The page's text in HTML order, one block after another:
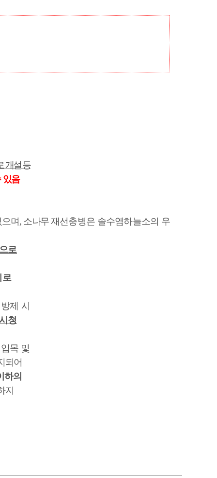
개설 등
있음
며, 소나무재선충병은 솔수염하늘소의 우
로
로
제 시
청
목 및
되어
하의
지